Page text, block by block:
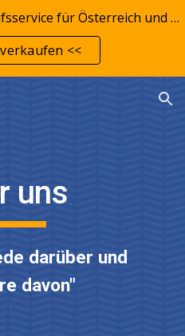
Bundesweiter Online-Ankaufsservice für Österreich und Deutschland
<<
uns
darüber und
davon"